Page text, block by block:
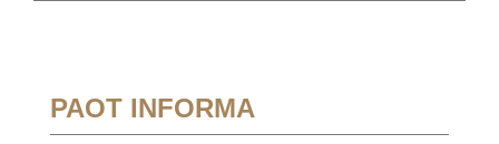
PAOT INFORMA